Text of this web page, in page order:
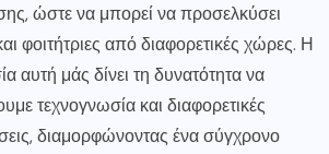
ώστε να μπορεί να προσελκύσει
φοιτήτριες από διαφορετικές χώρες. Η
αυτή μάς δίνει τη δυνατότητα να
τεχνογνωσία και διαφορετικές
διαμορφώνοντας ένα σύγχρονο